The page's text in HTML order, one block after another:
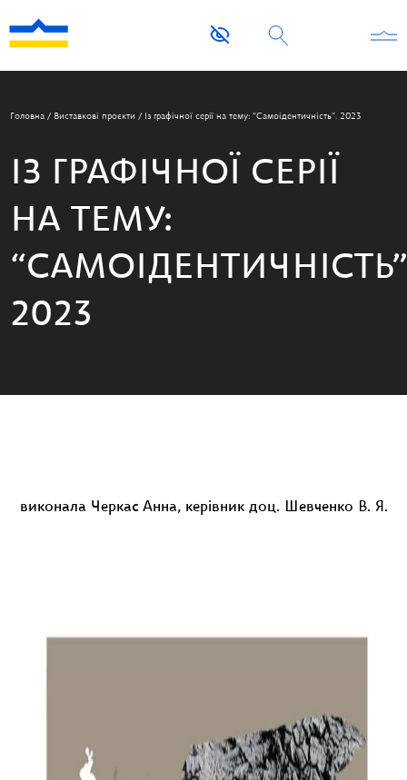
Головна / Виставкові проєкти / Із графічної серії на тему: “Самоідентичність”. 2023
ІЗ ГРАФІЧНОЇ СЕРІЇ
НА ТЕМУ:
2023
виконала Черкас Анна, керівник доц. Шевченко В. Я.